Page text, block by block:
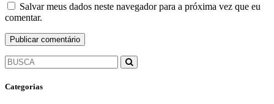
Salvar meus dados neste navegador para a próxima vez que eu
comentar.
Categorias